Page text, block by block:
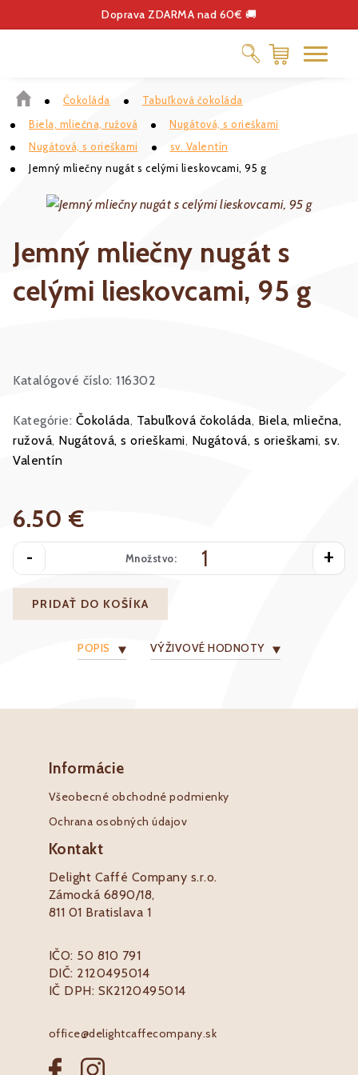
Doprava ZDARMA nad 60€ 🚚
ČOKOLÁDA
DELIKATESY
KÁVA
Čokoláda
Tabuľková čokoláda
Biela, mliečna, ružová
Nugátová, s orieškami
Nugátová, s orieškami
sv. Valentín
Jemný mliečny nugát s celými lieskovcami, 95 g
Jemný mliečny nugát s
celými lieskovcami, 95 g
Katalógové číslo: 116302
Kategórie: Čokoláda, Tabuľková čokoláda, Biela, mliečna,
ružová, Nugátová, s orieškami, Nugátová, s orieškami, sv.
Valentín
6.50 €
- Množstvo: +
PRIDAŤ DO KOŠÍKA
POPIS VÝŽIVOVÉ HODNOTY
Informácie
Všeobecné obchodné podmienky
Ochrana osobných údajov
Kontakt
Delight Caffé Company s.r.o.
Zámocká 6890/18,
811 01 Bratislava 1
IČO: 50 810 791
DIČ: 2120495014
IČ DPH: SK2120495014
office@delightcaffecompany.sk